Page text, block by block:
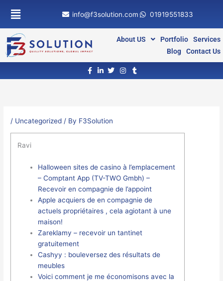
content
info@f3solution.com 01919551833
About US Portfolio
Services
Blog
Contact Us
/ Uncategorized / By F3Solution
Ravi
Halloween sites de casino à l’emplacement
– Comptant App (TV-TWO Gmbh) –
Recevoir en compagnie de l’appoint
Apple acquiers de en compagnie de
actuels propriétaires , cela agiotant à une
maison!
Zareklamy – recevoir un tantinet
gratuitement
Cashyy : bouleversez des résultats de
meubles
Voici comment je me économisons avec la